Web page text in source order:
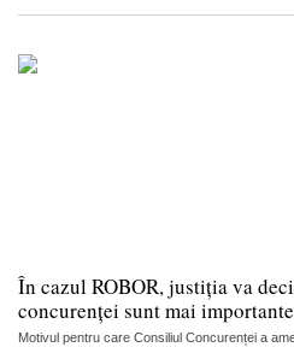
În cazul ROBOR, justiția va
concurenței sunt mai
Motivul pentru care Consiliul Concurenței a